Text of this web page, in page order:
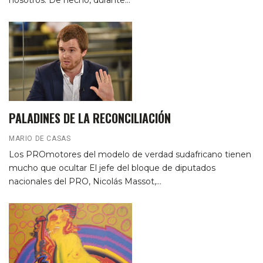
PALADINES DE LA RECONCILIACIÓN
MARIO DE CASAS
Los PROmotores del modelo de verdad sudafricano tienen
mucho que ocultar El jefe del bloque de diputados
nacionales del PRO, Nicolás Massot,…